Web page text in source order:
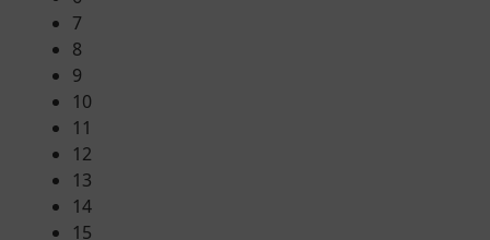
7
8
9
10
11
12
13
14
15